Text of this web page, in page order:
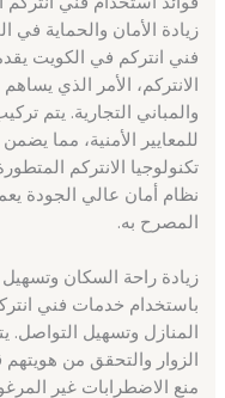
زيادة الأمان والحماية في
فني انتركم في الكويت
الانتركم، الأمر الذي
والمباني التجارية. يتم
للمعايير الأمنية، مما
تكنولوجيا الانتركم
نظام أمان عالي الجودة
المصرح به.
زيادة راحة السكان
باستخدام خدمات فني
المنازل وتسهيل التواصل.
الزوار والتحقق من
منع الاضطرابات غير